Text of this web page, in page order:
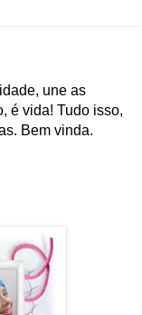
une as
é vida! Tudo isso,
Bem vinda.